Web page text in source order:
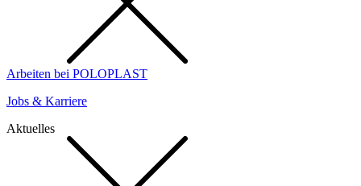
Arbeiten bei POLOPLAST
Jobs & Karriere
Aktuelles